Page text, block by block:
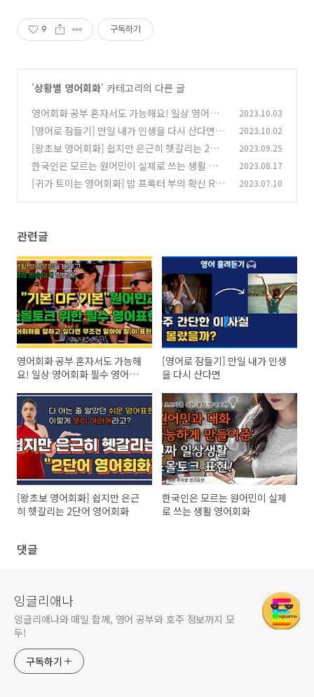
9 구독하기
'상황별 영어회화' 카테고리의 다른 글
영어회화 공부 혼자서도 가능해요! 일상 영어회
화 필수 영어표현 스몰토크편
(6)
2023.10.03
[영어로 잠들기] 만일 내가 인생을 다시 산다면
(6)
2023.10.02
[왕초보 영어회화] 쉽지만 은근히 헷갈리는 2단
어 영어회화
(0)
2023.09.25
한국인은 모르는 원어민이 실제로 쓰는 생활 영어
회화
(1)
2023.08.17
[귀가 트이는 영어회화] 밥 프록터 부의 확신 Rea
2023.07.10
관련글
영어회화 공부 혼자서도 가능해
요! 일상 영어회화 필수 영어표
[영어로 잠들기] 만일 내가 인생
을 다시 산다면
[왕초보 영어회화] 쉽지만 은근
히 헷갈리는 2단어 영어회화
한국인은 모르는 원어민이 실제
로 쓰는 생활 영어회화
댓글
잉글리애나
잉글리애나와 매일 함께, 영어 공부와 호주 정보까지 모
두!
구독하기